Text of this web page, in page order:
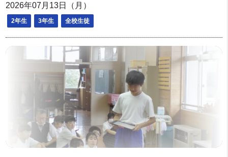
2026年07月13日（月）
2年生 3年生 全校生徒